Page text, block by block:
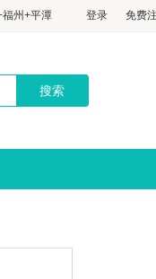
话:189-6507-8798
登录 免费
福州+平潭
进福出
福州自选
进福出
州+平潭
福州自选